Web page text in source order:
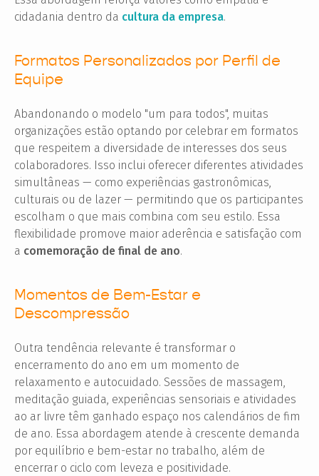
cidadania dentro da cultura da empresa.
Formatos Personalizados por Perfil de
Equipe
Abandonando o modelo "um para todos", muitas
organizações estão optando por celebrar em formatos
que respeitem a diversidade de interesses dos seus
colaboradores. Isso inclui oferecer diferentes atividades
simultâneas — como experiências gastronômicas,
culturais ou de lazer — permitindo que os participantes
escolham o que mais combina com seu estilo. Essa
flexibilidade promove maior aderência e satisfação com
a comemoração de final de ano.
Momentos de Bem-Estar e
Descompressão
Outra tendência relevante é transformar o
encerramento do ano em um momento de
relaxamento e autocuidado. Sessões de massagem,
meditação guiada, experiências sensoriais e atividades
ao ar livre têm ganhado espaço nos calendários de fim
de ano. Essa abordagem atende à crescente demanda
por equilíbrio e bem-estar no trabalho, além de
encerrar o ciclo com leveza e positividade.